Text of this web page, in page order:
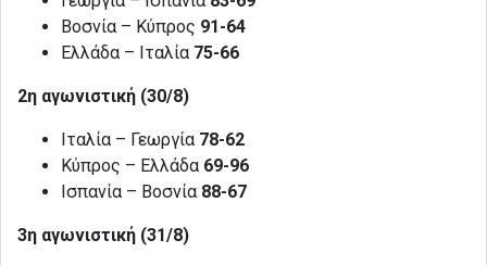
Βοσνία – Κύπρος 91-64
Ελλάδα – Ιταλία 75-66
2η αγωνιστική (30/8)
Ιταλία – Γεωργία 78-62
Κύπρος – Ελλάδα 69-96
Ισπανία – Βοσνία 88-67
3η αγωνιστική (31/8)